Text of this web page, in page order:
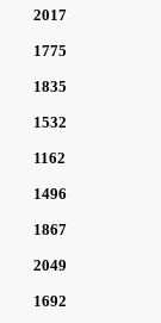
2017
1775
1835
1532
1162
1496
1867
2049
1692